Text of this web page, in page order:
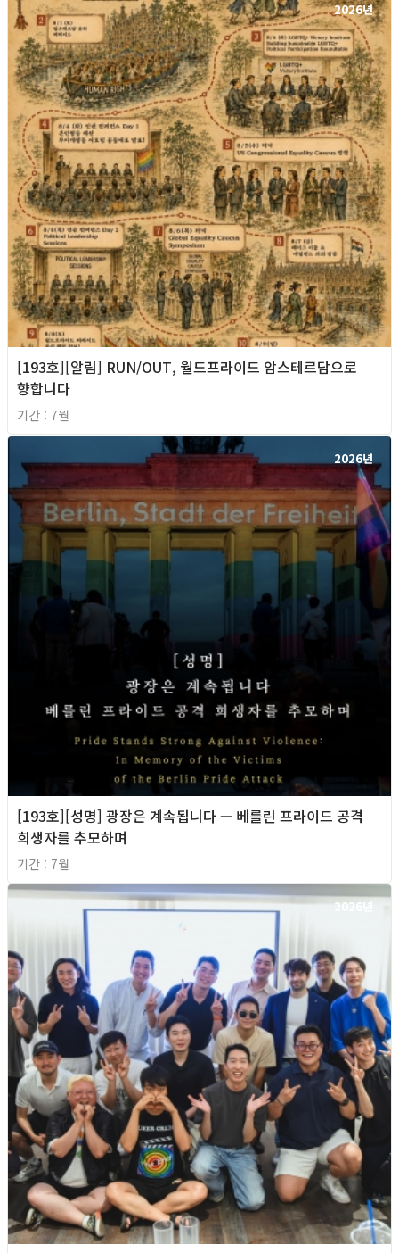
2026년
[193호][알림] RUN/OUT, 월드프라이드 암스테르담으로
향합니다
기간 : 7월
2026년
[193호][성명] 광장은 계속됩니다 — 베를린 프라이드 공격
희생자를 추모하며
기간 : 7월
2026년